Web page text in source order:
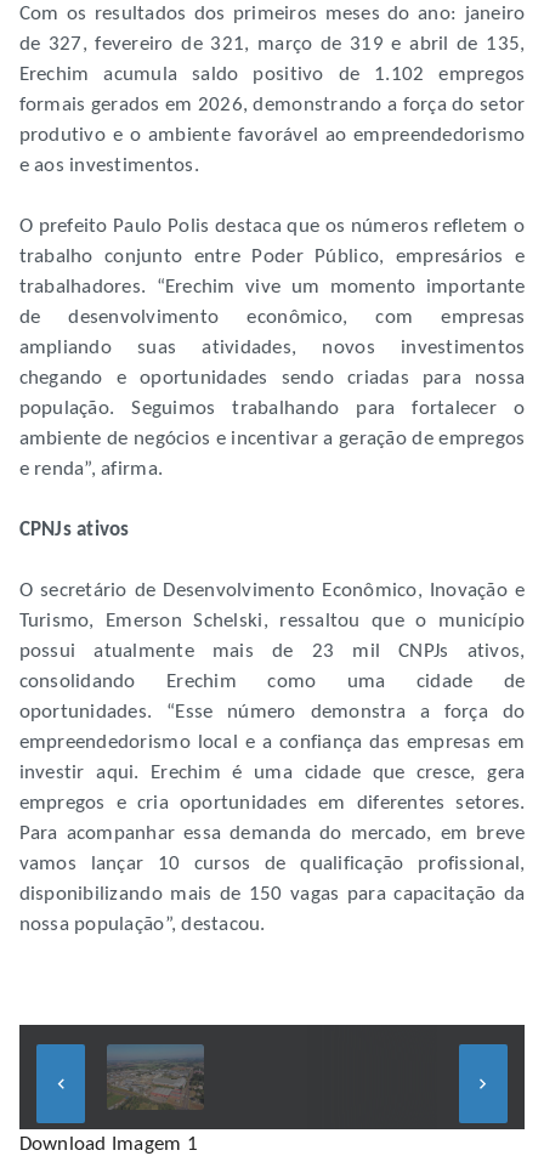
Com os resultados dos primeiros meses do ano: janeiro
de 327, fevereiro de 321, março de 319 e abril de 135,
Erechim acumula saldo positivo de 1.102 empregos
formais gerados em 2026, demonstrando a força do setor
produtivo e o ambiente favorável ao empreendedorismo
e aos investimentos.
O prefeito Paulo Polis destaca que os números refletem o
trabalho conjunto entre Poder Público, empresários e
trabalhadores. “Erechim vive um momento importante
de desenvolvimento econômico, com empresas
ampliando suas atividades, novos investimentos
chegando e oportunidades sendo criadas para nossa
população. Seguimos trabalhando para fortalecer o
ambiente de negócios e incentivar a geração de empregos
e renda”, afirma.
CPNJs ativos
O secretário de Desenvolvimento Econômico, Inovação e
Turismo, Emerson Schelski, ressaltou que o município
possui atualmente mais de 23 mil CNPJs ativos,
consolidando Erechim como uma cidade de
oportunidades. “Esse número demonstra a força do
empreendedorismo local e a confiança das empresas em
investir aqui. Erechim é uma cidade que cresce, gera
empregos e cria oportunidades em diferentes setores.
Para acompanhar essa demanda do mercado, em breve
vamos lançar 10 cursos de qualificação profissional,
disponibilizando mais de 150 vagas para capacitação da
nossa população”, destacou.
keyboard_arrow_left keyboard_arrow_right
Download Imagem 1